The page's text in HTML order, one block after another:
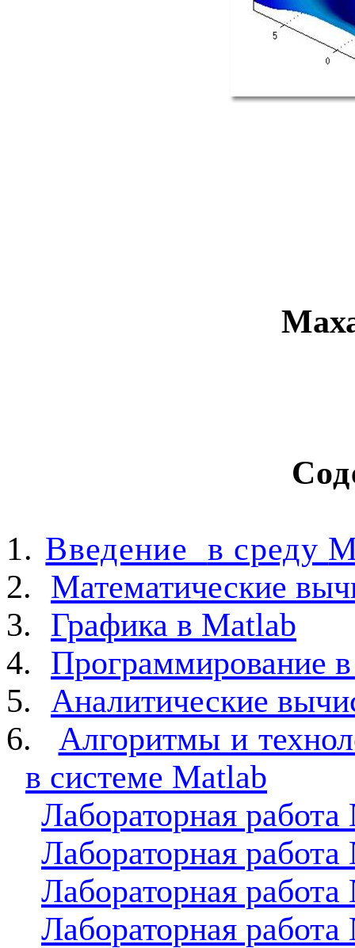
1. Введение в среду
2.
Математические
3.
Графика в Matlab
4.
Программирование
5.
Аналитические
6.
Алгоритмы и
в системе Matlab
Лабораторная
Лабораторная
Лабораторная
Лабораторная